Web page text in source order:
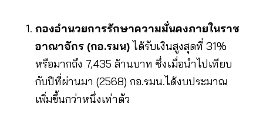
กองอำนวยการรักษาความมั่นคงภายในราช
อาณาจักร (กอ.รมน)ได้รับเงินสูงสุดที่ 31%
หรือมากถึง 7,435 ล้านบาท ซึ่งเมื่อนำไปเทียบ
กับปีที่ผ่านมา (2568) กอ.รมน.ได้งบประมาณ
เพิ่มขึ้นกว่าหนึ่งเท่าตัว